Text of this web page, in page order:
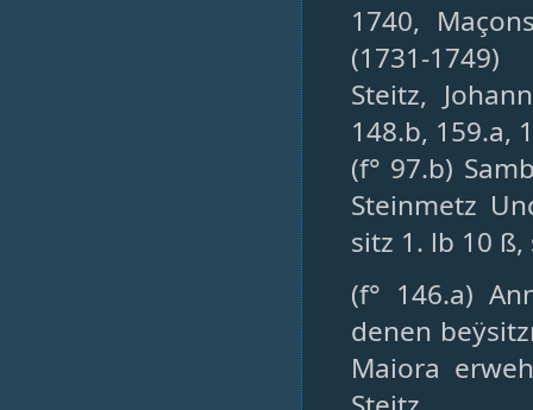
1740,
(1731-1749)
Steitz,
148.b, 159.a,
(f° 97.b)
Steinmetz
sitz 1. lb 10
(f° 146.a)
denen
Maiora